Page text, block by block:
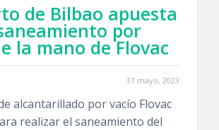
de Bilbao apuesta
por
la mano de Flovac
31 mayo, 2023
alcantarillado por vacío Flovac
realizar el saneamiento del